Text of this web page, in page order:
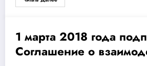
01.03.2018
1 марта 2018 года
Соглашение о